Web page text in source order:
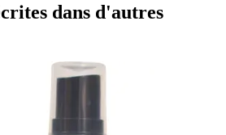
dans d'autres